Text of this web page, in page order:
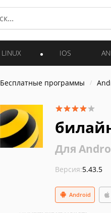
LINUX IOS
Бесплатные программы
Для
Версия:5.43.5
Android